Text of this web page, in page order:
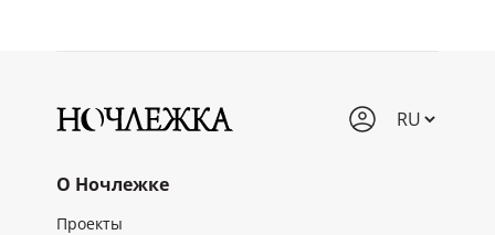
О Ночлежке
Проекты